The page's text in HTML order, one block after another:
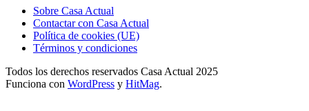
Sobre Casa Actual
Contactar con Casa Actual
Política de cookies (UE)
Términos y condiciones
Todos los derechos reservados Casa Actual 2025
Funciona con WordPress y HitMag.